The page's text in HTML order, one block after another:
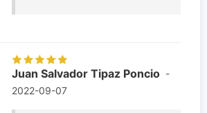
Juan Salvador Tipaz Poncio -
2022-09-07